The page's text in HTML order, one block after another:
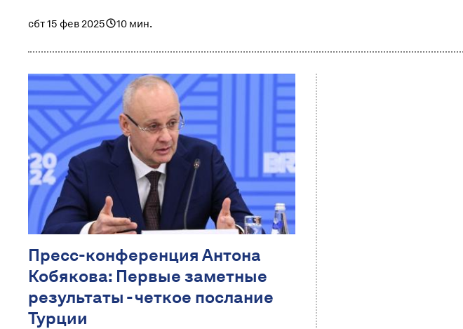
сбт 15 фев 2025 10 мин.
Пресс-конференция Антона
Кобякова: Первые заметные
результаты - четкое послание
Турции